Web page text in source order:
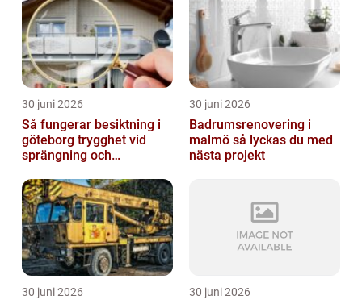
30 juni 2026
Så fungerar besiktning i
göteborg trygghet vid
sprängning och
30 juni 2026
Badrumsrenovering i
malmö så lyckas du med
nästa projekt
30 juni 2026 30 juni 2026